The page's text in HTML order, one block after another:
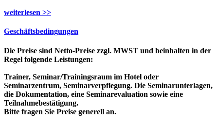
weiterlesen >>
Geschäftsbedingungen
Die Preise sind Netto-Preise zzgl. MWST und beinhalten in der
Regel folgende Leistungen:
Trainer, Seminar/Trainingsraum im Hotel oder
Seminarzentrum, Seminarverpflegung. Die Seminarunterlagen,
die Dokumentation, eine Seminarevaluation sowie eine
Teilnahmebestätigung.
Bitte fragen Sie Preise generell an.